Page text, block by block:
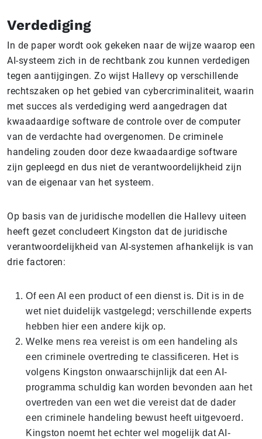
Verdediging
In de paper wordt ook gekeken naar de wijze waarop een
AI-systeem zich in de rechtbank zou kunnen verdedigen
tegen aantijgingen. Zo wijst Hallevy op verschillende
rechtszaken op het gebied van cybercriminaliteit, waarin
met succes als verdediging werd aangedragen dat
kwaadaardige software de controle over de computer
van de verdachte had overgenomen. De criminele
handeling zouden door deze kwaadaardige software
zijn gepleegd en dus niet de verantwoordelijkheid zijn
van de eigenaar van het systeem.
Op basis van de juridische modellen die Hallevy uiteen
heeft gezet concludeert Kingston dat de juridische
verantwoordelijkheid van AI-systemen afhankelijk is van
drie factoren:
Of een AI een product of een dienst is. Dit is in de
wet niet duidelijk vastgelegd; verschillende experts
hebben hier een andere kijk op.
Welke mens rea vereist is om een handeling als
een criminele overtreding te classificeren. Het is
volgens Kingston onwaarschijnlijk dat een AI-
programma schuldig kan worden bevonden aan het
overtreden van een wet die vereist dat de dader
een criminele handeling bewust heeft uitgevoerd.
Kingston noemt het echter wel mogelijk dat AI-